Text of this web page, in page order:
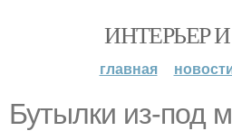
ИНТЕРЬЕР
главная
Бутылки из-под